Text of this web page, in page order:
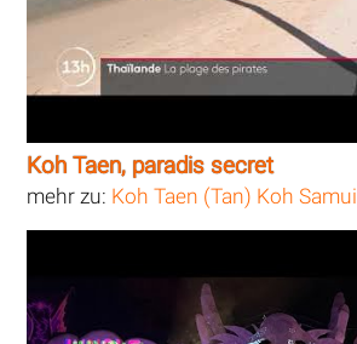
Koh Taen, paradis secret
mehr zu: Koh Taen (Tan) Koh Samui